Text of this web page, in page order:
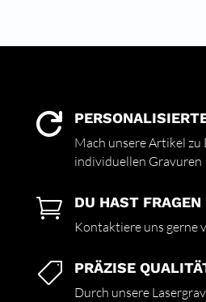

Mach unsere Artikel
individuellen Gravuren
 DU HAST FRAGEN
Kontaktiere uns gerne
 PRÄZISE
Durch unsere